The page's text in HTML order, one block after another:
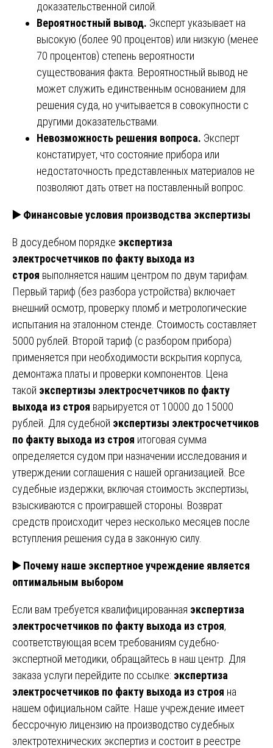
доказательственной силой.
Вероятностный вывод. Эксперт указывает на
высокую (более 90 процентов) или низкую (менее
70 процентов) степень вероятности
существования факта. Вероятностный вывод не
может служить единственным основанием для
решения суда, но учитывается в совокупности с
другими доказательствами.
Невозможность решения вопроса. Эксперт
констатирует, что состояние прибора или
недостаточность представленных материалов не
позволяют дать ответ на поставленный вопрос.
▶️Финансовые условия производства экспертизы
В досудебном порядке экспертиза
электросчетчиков по факту выхода из
строя выполняется нашим центром по двум тарифам.
Первый тариф (без разбора устройства) включает
внешний осмотр, проверку пломб и метрологические
испытания на эталонном стенде. Стоимость составляет
5000 рублей. Второй тариф (с разбором прибора)
применяется при необходимости вскрытия корпуса,
демонтажа платы и проверки компонентов. Цена
такой экспертизы электросчетчиков по факту
выхода из строя варьируется от 10000 до 15000
рублей. Для судебной экспертизы электросчетчиков
по факту выхода из строя итоговая сумма
определяется судом при назначении исследования и
утверждении соглашения с нашей организацией. Все
судебные издержки, включая стоимость экспертизы,
взыскиваются с проигравшей стороны. Возврат
средств происходит через несколько месяцев после
вступления решения суда в законную силу.
▶️Почему наше экспертное учреждение является
оптимальным выбором
Если вам требуется квалифицированная экспертиза
электросчетчиков по факту выхода из строя,
соответствующая всем требованиям судебно-
экспертной методики, обращайтесь в наш центр. Для
заказа услуги перейдите по ссылке: экспертиза
электросчетчиков по факту выхода из строя на
нашем официальном сайте. Наше учреждение имеет
бессрочную лицензию на производство судебных
электротехнических экспертиз и состоит в реестре